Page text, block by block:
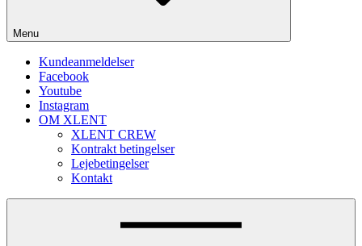
Menu
Kundeanmeldelser
Facebook
Youtube
Instagram
OM XLENT
XLENT CREW
Kontrakt betingelser
Lejebetingelser
Kontakt